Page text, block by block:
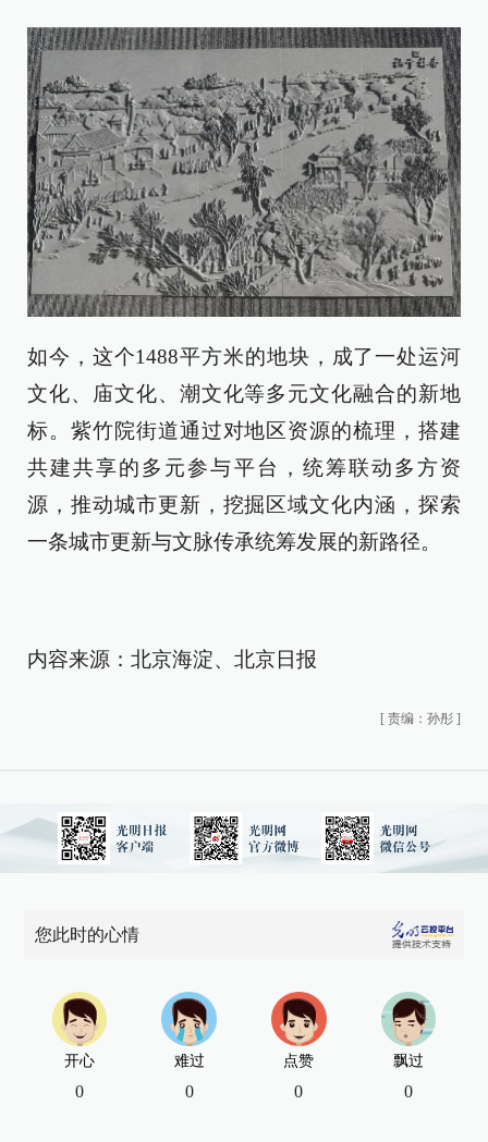
如今，这个1488平方米的地块，成了一处运河
文化、庙文化、潮文化等多元文化融合的新地
标。紫竹院街道通过对地区资源的梳理，搭建
共建共享的多元参与平台，统筹联动多方资
源，推动城市更新，挖掘区域文化内涵，探索
一条城市更新与文脉传承统筹发展的新路径。
内容来源：北京海淀、北京日报
[ 责编：孙彤 ]
您此时的心情
开心
0
难过
0
点赞
0
飘过
0